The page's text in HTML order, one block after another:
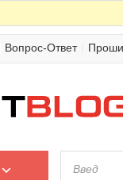
Вопрос-Ответ